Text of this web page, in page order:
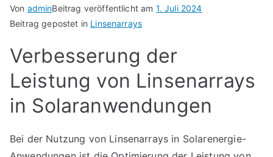
Von adminBeitrag veröffentlicht am 1. Juli 2024
Beitrag gepostet in Linsenarrays
Verbesserung der
Leistung von Linsenarrays
in Solaranwendungen
Bei der Nutzung von Linsenarrays in Solarenergie-